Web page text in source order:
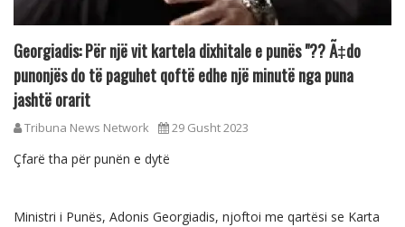
Georgiadis: Për një vit kartela dixhitale e punës "?? Ã‡do
punonjës do të paguhet qoftë edhe një minutë nga puna
jashtë orarit
Tribuna News Network 29 Gusht 2023
Çfarë tha për punën e dytë
Ministri i Punës, Adonis Georgiadis, njoftoi me qartësi se Karta